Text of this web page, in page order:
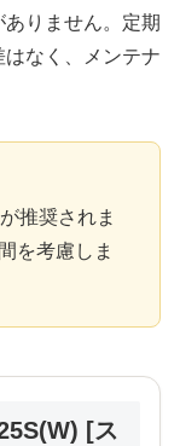
りません。定期
なく、メンテナ
推奨されま
を考慮しま
[ス